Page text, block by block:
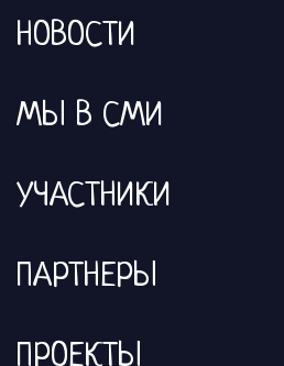
НОВОСТИ
МЫ В СМИ
УЧАСТНИКИ
ПАРТНЕРЫ
ПРОЕКТЫ